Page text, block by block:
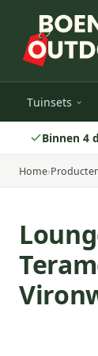
Tuinsets
Binnen 4
Home›